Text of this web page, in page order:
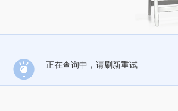
正在查询中，请刷新重试